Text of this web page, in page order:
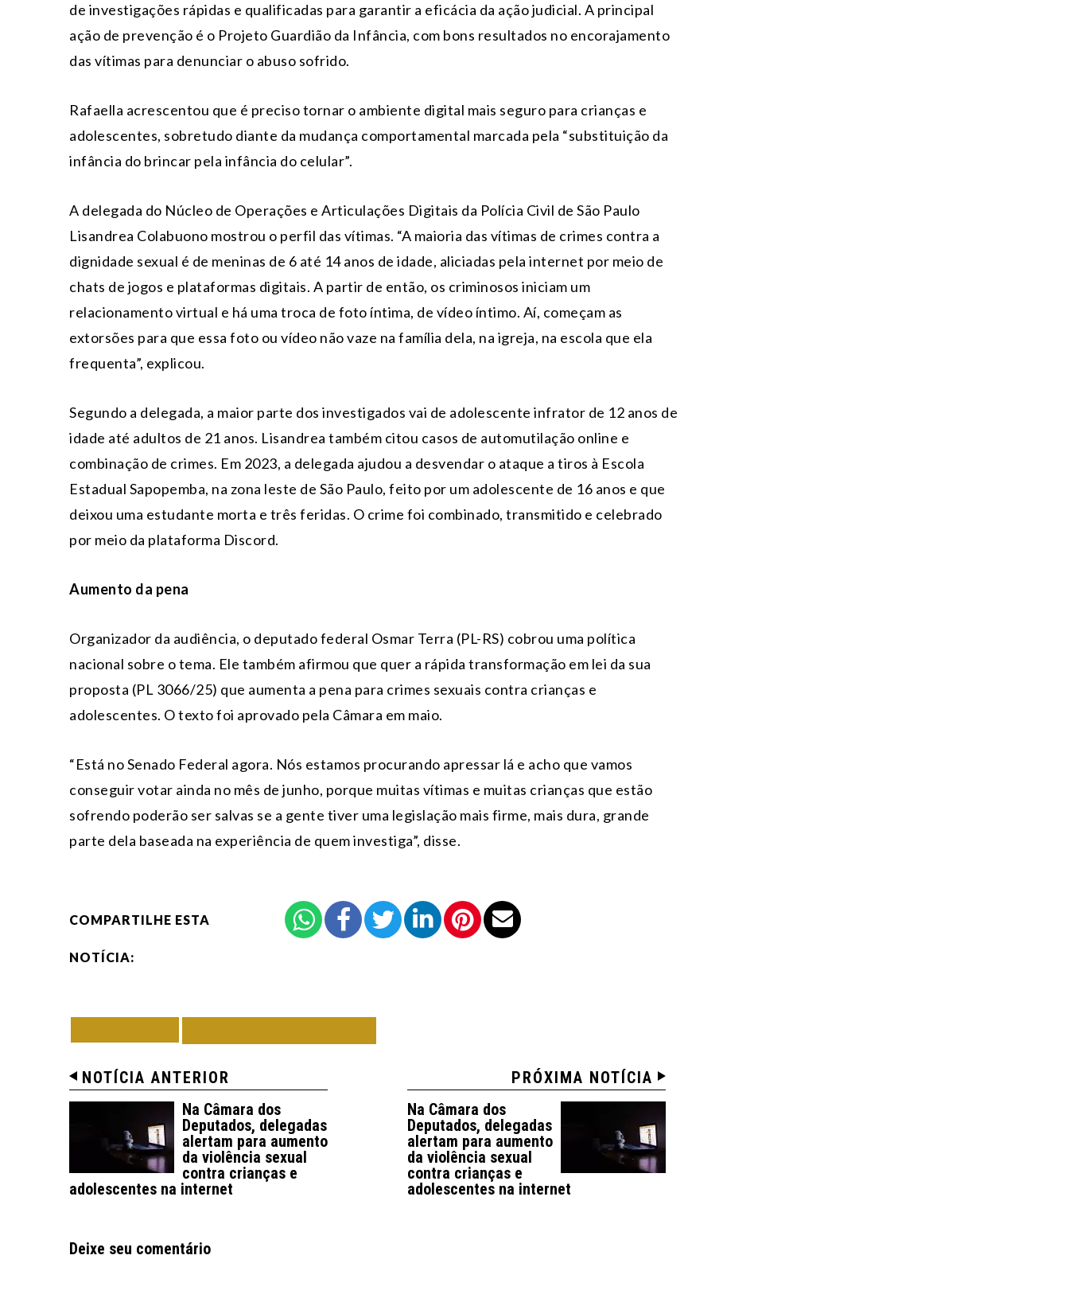
de investigações rápidas e qualificadas para garantir a eficácia da ação judicial. A principal
ação de prevenção é o Projeto Guardião da Infância, com bons resultados no encorajamento
das vítimas para denunciar o abuso sofrido.
Rafaella acrescentou que é preciso tornar o ambiente digital mais seguro para crianças e
adolescentes, sobretudo diante da mudança comportamental marcada pela “substituição da
infância do brincar pela infância do celular”.
A delegada do Núcleo de Operações e Articulações Digitais da Polícia Civil de São Paulo
Lisandrea Colabuono mostrou o perfil das vítimas. “A maioria das vítimas de crimes contra a
dignidade sexual é de meninas de 6 até 14 anos de idade, aliciadas pela internet por meio de
chats de jogos e plataformas digitais. A partir de então, os criminosos iniciam um
relacionamento virtual e há uma troca de foto íntima, de vídeo íntimo. Aí, começam as
extorsões para que essa foto ou vídeo não vaze na família dela, na igreja, na escola que ela
frequenta”, explicou.
Segundo a delegada, a maior parte dos investigados vai de adolescente infrator de 12 anos de
idade até adultos de 21 anos. Lisandrea também citou casos de automutilação online e
combinação de crimes. Em 2023, a delegada ajudou a desvendar o ataque a tiros à Escola
Estadual Sapopemba, na zona leste de São Paulo, feito por um adolescente de 16 anos e que
deixou uma estudante morta e três feridas. O crime foi combinado, transmitido e celebrado
por meio da plataforma Discord.
Aumento da pena
Organizador da audiência, o deputado federal Osmar Terra (PL-RS) cobrou uma política
nacional sobre o tema. Ele também afirmou que quer a rápida transformação em lei da sua
proposta (PL 3066/25) que aumenta a pena para crimes sexuais contra crianças e
adolescentes. O texto foi aprovado pela Câmara em maio.
“Está no Senado Federal agora. Nós estamos procurando apressar lá e acho que vamos
conseguir votar ainda no mês de junho, porque muitas vítimas e muitas crianças que estão
sofrendo poderão ser salvas se a gente tiver uma legislação mais firme, mais dura, grande
parte dela baseada na experiência de quem investiga”, disse.
COMPARTILHE ESTA
NOTÍCIA:
NOTÍCIA ANTERIOR
Na Câmara dos
Deputados, delegadas
alertam para aumento
da violência sexual
contra crianças e
adolescentes na internet
PRÓXIMA NOTÍCIA
Na Câmara dos
Deputados, delegadas
alertam para aumento
da violência sexual
contra crianças e
adolescentes na internet
Deixe seu comentário